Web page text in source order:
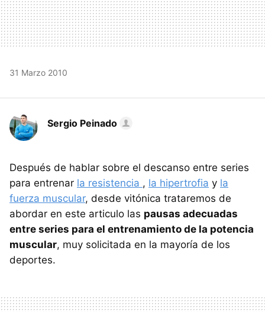
31 Marzo 2010
Sergio Peinado
Después de hablar sobre el descanso entre series
para entrenar la resistencia , la hipertrofia y la
fuerza muscular, desde vitónica trataremos de
abordar en este articulo las pausas adecuadas
entre series para el entrenamiento de la potencia
muscular, muy solicitada en la mayoría de los
deportes.